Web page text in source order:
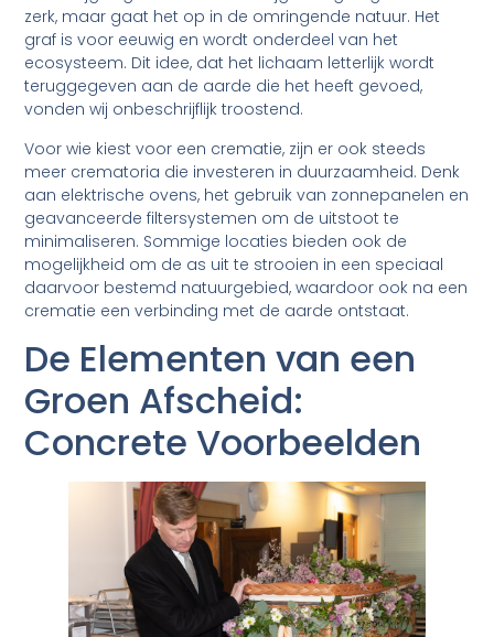
zerk, maar gaat het op in de omringende natuur. Het
graf is voor eeuwig en wordt onderdeel van het
ecosysteem. Dit idee, dat het lichaam letterlijk wordt
teruggegeven aan de aarde die het heeft gevoed,
vonden wij onbeschrijflijk troostend.
Voor wie kiest voor een crematie, zijn er ook steeds
meer crematoria die investeren in duurzaamheid. Denk
aan elektrische ovens, het gebruik van zonnepanelen en
geavanceerde filtersystemen om de uitstoot te
minimaliseren. Sommige locaties bieden ook de
mogelijkheid om de as uit te strooien in een speciaal
daarvoor bestemd natuurgebied, waardoor ook na een
crematie een verbinding met de aarde ontstaat.
De Elementen van een
Groen Afscheid:
Concrete Voorbeelden